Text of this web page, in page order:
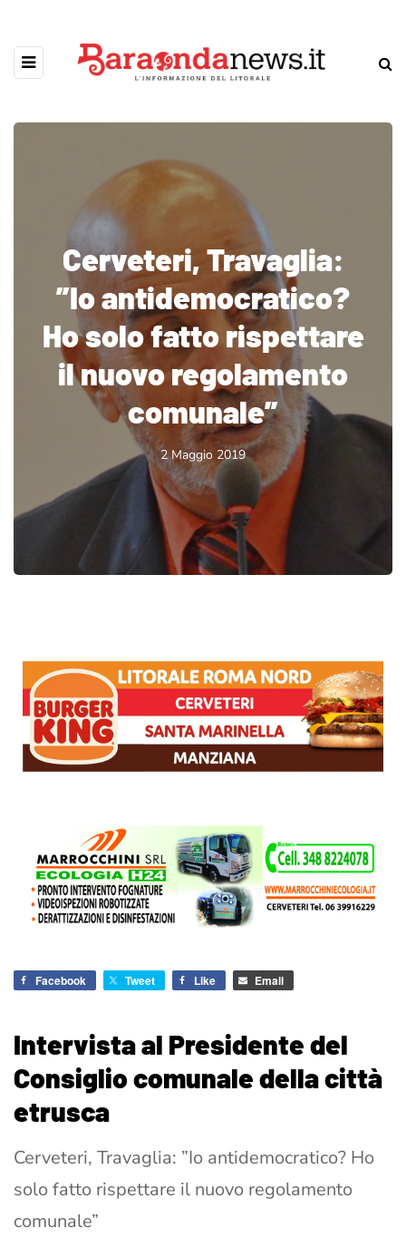
Cerveteri, Travaglia:
”Io antidemocratico?
Ho solo fatto rispettare
il nuovo regolamento
comunale”
2 Maggio 2019
Facebook Tweet Like Email
Intervista al Presidente del
Consiglio comunale della città
etrusca
Cerveteri, Travaglia: ”Io antidemocratico? Ho
solo fatto rispettare il nuovo regolamento
comunale”